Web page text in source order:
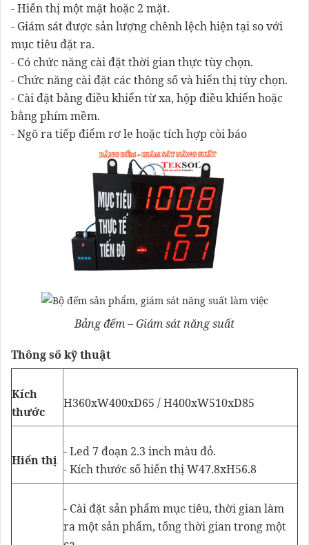
- Hiển thị một mặt hoặc 2 mặt.
- Giám sát được sản lượng chênh lệch hiện tại so với
mục tiêu đặt ra.
- Có chức năng cài đặt thời gian thực tùy chọn.
- Chức năng cài đặt các thông số và hiển thị tùy chọn.
- Cài đặt bằng điều khiển từ xa, hộp điều khiển hoặc
bằng phím mềm.
- Ngõ ra tiếp điểm rơ le hoặc tích hợp còi báo
Bảng đếm – Giám sát năng suất
Thông số kỹ thuật
Kích
thước
H360xW400xD65 / H400xW510xD85
Hiển thị
- Led 7 đoạn 2.3 inch màu đỏ.
- Kích thước số hiển thị W47.8xH56.8
- Cài đặt sản phẩm mục tiêu, thời gian làm
ra một sản phẩm, tổng thời gian trong một